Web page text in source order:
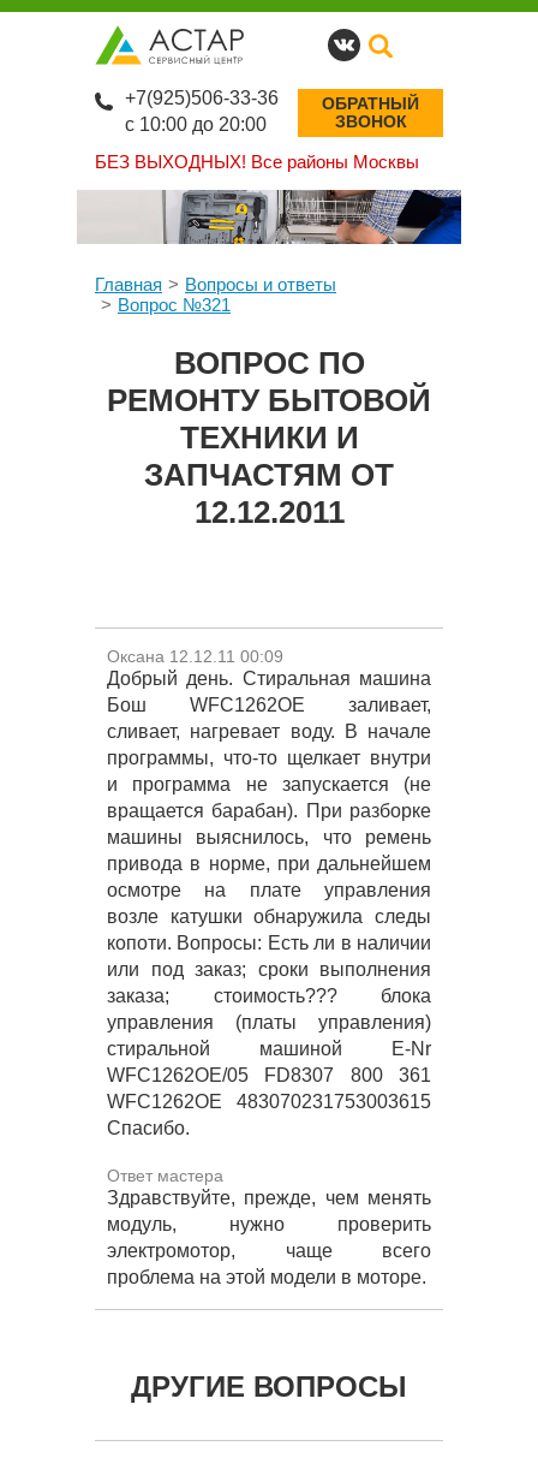
БЕЗ ВЫХОДНЫХ! Все районы Москвы
+7(925)506-33-36
с 10:00 до 20:00
ОБРАТНЫЙ
ЗВОНОК
Главная
Вопросы и ответы
Вопрос №321
ВОПРОС ПО
РЕМОНТУ БЫТОВОЙ
ТЕХНИКИ И
ЗАПЧАСТЯМ ОТ
12.12.2011
Оксана 12.12.11 00:09
Добрый день. Стиральная машина
Бош WFC1262OE заливает,
сливает, нагревает воду. В начале
программы, что-то щелкает внутри
и программа не запускается (не
вращается барабан). При разборке
машины выяснилось, что ремень
привода в норме, при дальнейшем
осмотре на плате управления
возле катушки обнаружила следы
копоти. Вопросы: Есть ли в наличии
или под заказ; сроки выполнения
заказа; стоимость??? блока
управления (платы управления)
стиральной машиной E-Nr
WFC1262OE/05 FD8307 800 361
WFC1262OE 483070231753003615
Спасибо.
Ответ мастера
Здравствуйте, прежде, чем менять
модуль, нужно проверить
электромотор, чаще всего
проблема на этой модели в моторе.
ДРУГИЕ ВОПРОСЫ